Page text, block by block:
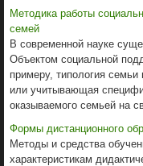
Методика работы
семей
В современной науке
Объектом социальной
примеру, типология семьи
или учитывающая
оказываемого семьей на
Формы дистанционного
Методы и средства
характеристикам